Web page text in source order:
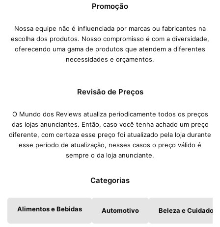
Promoção
Nossa equipe não é influenciada por marcas ou fabricantes na
escolha dos produtos. Nosso compromisso é com a diversidade,
oferecendo uma gama de produtos que atendem a diferentes
necessidades e orçamentos.
Revisão de Preços
O Mundo dos Reviews atualiza periodicamente todos os preços
das lojas anunciantes. Então, caso você tenha achado um preço
diferente, com certeza esse preço foi atualizado pela loja durante
esse período de atualização, nesses casos o preço válido é
sempre o da loja anunciante.
Categorias
Alimentos e Bebidas Automotivo Beleza e Cuidados